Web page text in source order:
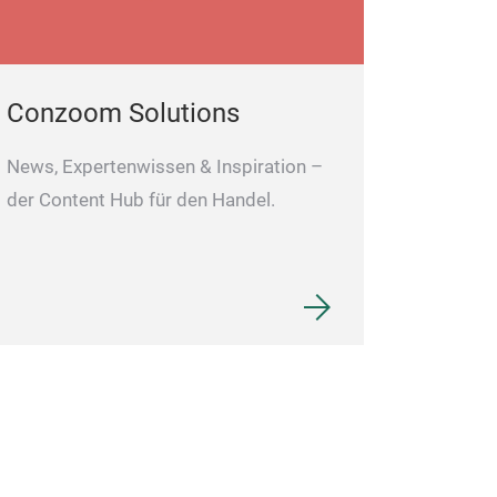
Conzoom Solutions
News, Expertenwissen & Inspiration –
der Content Hub für den Handel.